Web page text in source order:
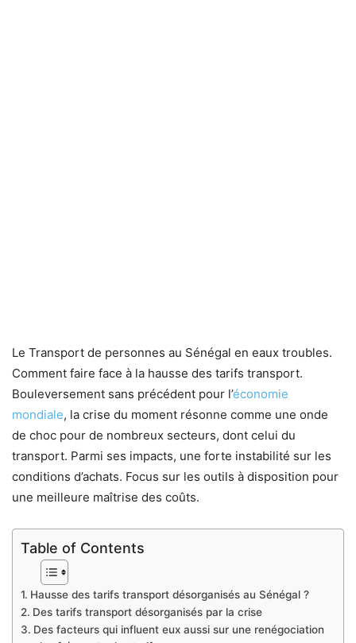
Le Transport de personnes au Sénégal en eaux troubles.
Comment faire face à la hausse des tarifs transport.
Bouleversement sans précédent pour l’économie
mondiale, la crise du moment résonne comme une onde
de choc pour de nombreux secteurs, dont celui du
transport. Parmi ses impacts, une forte instabilité sur les
conditions d’achats. Focus sur les outils à disposition pour
une meilleure maîtrise des coûts.
Table of Contents
Hausse des tarifs transport désorganisés au Sénégal ?
Des tarifs transport désorganisés par la crise
Des facteurs qui influent eux aussi sur une renégociation